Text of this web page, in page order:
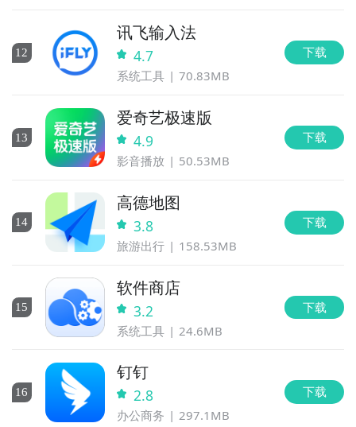
12
讯飞输入法
4.7
系统工具 70.83MB
下载
13
爱奇艺极速版
4.9
影音播放 50.53MB
下载
14
高德地图
3.8
旅游出行 158.53MB
下载
15
软件商店
3.2
系统工具 24.6MB
下载
16
钉钉
2.8
办公商务 297.1MB
下载